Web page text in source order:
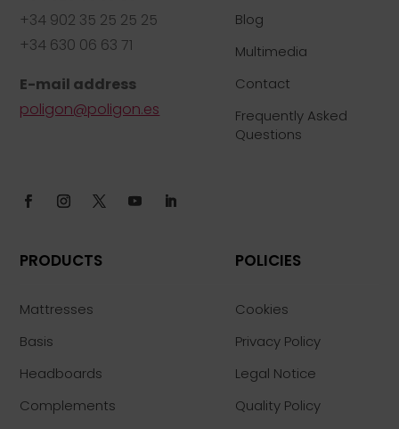
+34 902 35 25 25 25
+34 630 06 63 71
E-mail address
poligon@poligon.es
Blog
Multimedia
Contact
Frequently Asked
Questions
PRODUCTS
Mattresses
Basis
Headboards
Complements
POLICIES
Cookies
Privacy Policy
Legal Notice
Quality Policy